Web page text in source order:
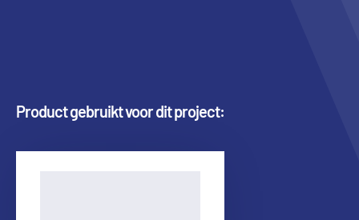
Product gebruikt voor dit project: